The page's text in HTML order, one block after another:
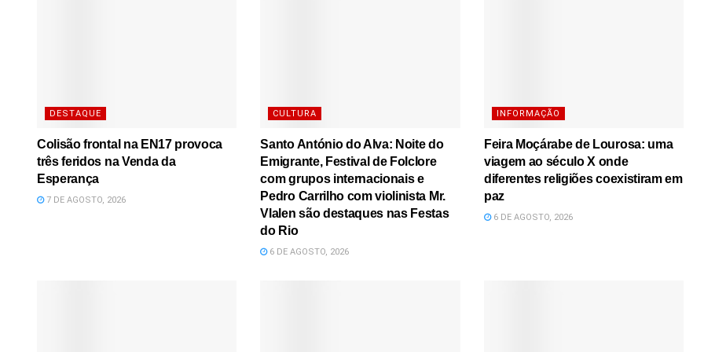
DESTAQUE
Colisão frontal na EN17 provoca
três feridos na Venda da
Esperança
7 DE AGOSTO, 2026
CULTURA
Santo António do Alva: Noite do
Emigrante, Festival de Folclore
com grupos internacionais e
Pedro Carrilho com violinista Mr.
Vlalen são destaques nas Festas
do Rio
6 DE AGOSTO, 2026
INFORMAÇÃO
Feira Moçárabe de Lourosa: uma
viagem ao século X onde
diferentes religiões coexistiram em
paz
6 DE AGOSTO, 2026